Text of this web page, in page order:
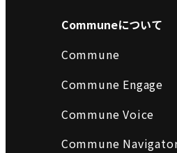
Communeについて
Commune
Commune Engage
Commune Voice
Commune